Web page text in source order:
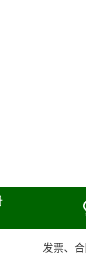
发票、